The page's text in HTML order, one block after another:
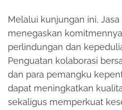
Melalui kunjungan ini,
menegaskan
perlindungan dan
Penguatan kolaborasi
dan para pemangku
dapat meningkatkan
sekaligus memperkuat